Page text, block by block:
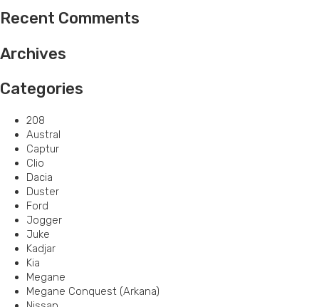
Recent Comments
Archives
Categories
208
Austral
Captur
Clio
Dacia
Duster
Ford
Jogger
Juke
Kadjar
Kia
Megane
Megane Conquest (Arkana)